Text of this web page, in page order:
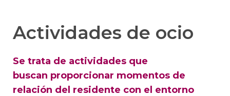
Actividades de ocio
Se trata de actividades que
buscan proporcionar momentos de
relación del residente con el entorno